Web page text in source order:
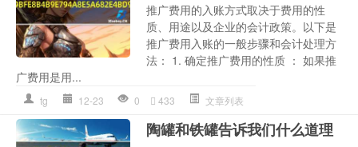
推广费用的入账方式取决于费用的性
质、用途以及企业的会计政策。以下是
推广费用入账的一般步骤和会计处理方
法： 1. 确定推广费用的性质 ： 如果推
广费用是用...
tg 12-23 0 433 文章列表
陶罐和铁罐告诉我们什么道理